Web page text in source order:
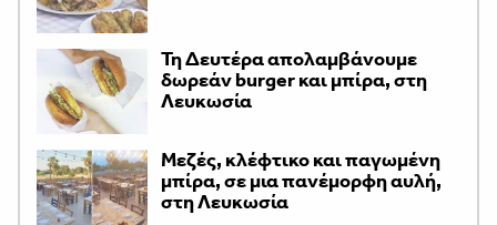
Τη Δευτέρα απολαμβάνουμε
δωρεάν burger και μπίρα, στη
Λευκωσία
Μεζές, κλέφτικο και παγωμένη
μπίρα, σε μια πανέμορφη αυλή,
στη Λευκωσία